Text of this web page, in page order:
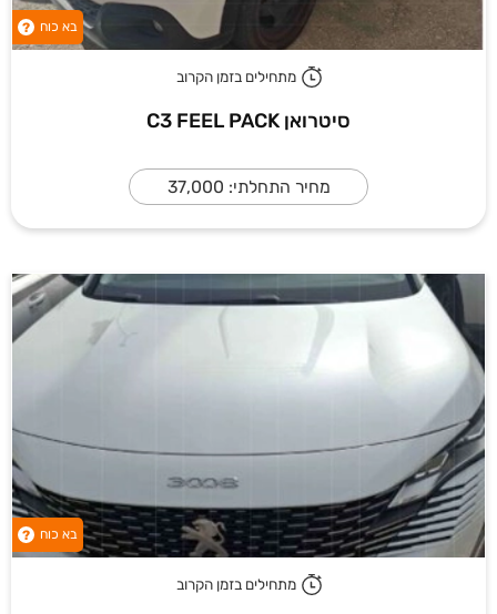
בא כוח ?
מתחילים בזמן הקרוב
סיטרואן C3 FEEL PACK
מחיר התחלתי: 37,000
בא כוח ?
מתחילים בזמן הקרוב